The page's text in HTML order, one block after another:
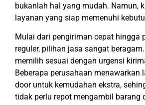
bukanlah hal yang mudah. Namun,
layanan yang siap memenuhi
Mulai dari pengiriman cepat hingga
reguler, pilihan jasa sangat
memilih sesuai dengan urgensi
Beberapa perusahaan menawarkan
door untuk kemudahan ekstra,
tidak perlu repot mengambil barang